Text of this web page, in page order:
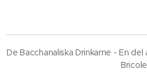
De Bacchanaliska Drinkarne - En
Bricole